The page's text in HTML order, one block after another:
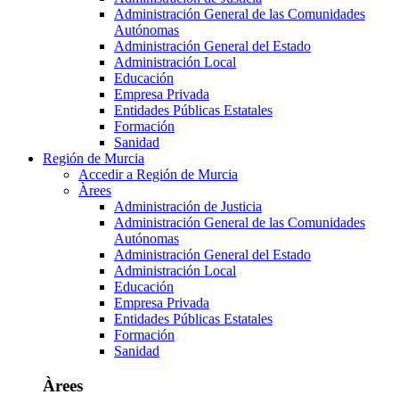
Administración General de las Comunidades
Autónomas
Administración General del Estado
Administración Local
Educación
Empresa Privada
Entidades Públicas Estatales
Formación
Sanidad
Región de Murcia
Accedir a Región de Murcia
Àrees
Administración de Justicia
Administración General de las Comunidades
Autónomas
Administración General del Estado
Administración Local
Educación
Empresa Privada
Entidades Públicas Estatales
Formación
Sanidad
Àrees